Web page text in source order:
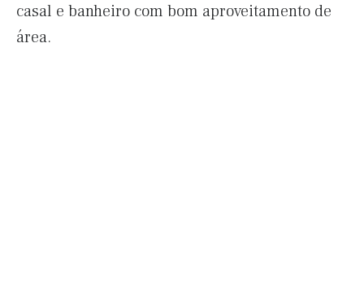
casal e banheiro com bom aproveitamento de
área.